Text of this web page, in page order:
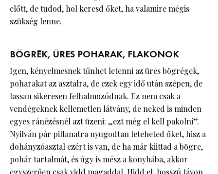
előtt, de tudod, hol keresd őket, ha valamire mégis
szükség lenne.
BÖGRÉK, ÜRES POHARAK, FLAKONOK
Igen, kényelmesnek tűnhet letenni az üres bögrégek,
poharakat az asztalra, de ezek egy idő után szépen, de
lassan sikeresen felhalmozódnak. Ez nem csak a
vendégeknek kellemetlen látvány, de neked is minden
egyes ránézésnél azt üzeni: „ezt még el kell pakolni”.
Nyilván pár pillanatra nyugodtan leteheted őket, hisz a
dohányzóasztal ezért is van, de ha már kiittad a bögre,
pohár tartalmát, és úgy is mész a konyhába, akkor
egyszerűen csak vidd magaddal. Hidd el, hosszú távon